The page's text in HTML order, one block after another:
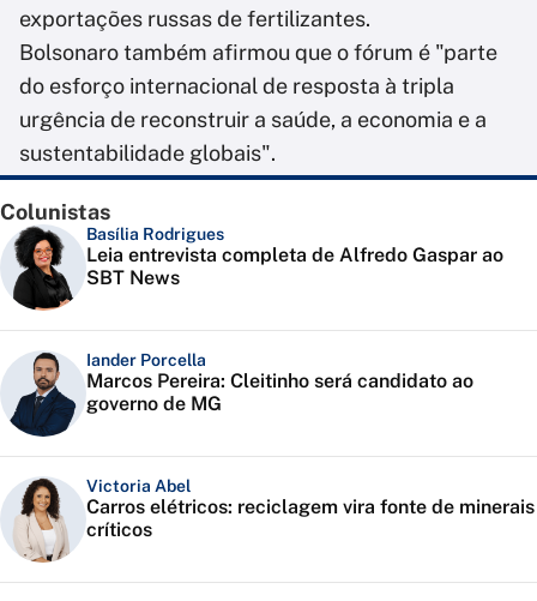
exportações russas de fertilizantes.
Bolsonaro também afirmou que o fórum é "parte
do esforço internacional de resposta à tripla
urgência de reconstruir a saúde, a economia e a
sustentabilidade globais".
Colunistas
Basília Rodrigues
Leia entrevista completa de Alfredo Gaspar ao
SBT News
Iander Porcella
Marcos Pereira: Cleitinho será candidato ao
governo de MG
Victoria Abel
Carros elétricos: reciclagem vira fonte de minerais
críticos